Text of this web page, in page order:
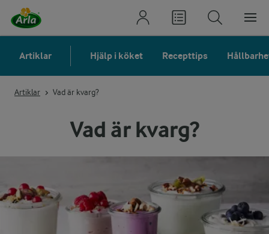
Artiklar Hjälp i köket Recepttips
Artiklar Vad är kvarg?
Vad är kvarg?